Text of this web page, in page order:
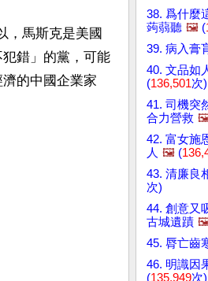
，馬斯克是美國
錯」的黨，可能
的中國企業家
38. 爲什麼
蒟蒻聽 🖼️ (
39. 病入膏
40. 文品如
(136,501次)
41. 司機突
合力營救
42. 富女施
人 🖼️ (
43. 清廉良
次)
44. 創意又
古城遺蹟
45. 脣亡齒
46. 明識因
(135,949次)